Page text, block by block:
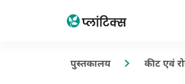
पुस्तकालय कीट एवं